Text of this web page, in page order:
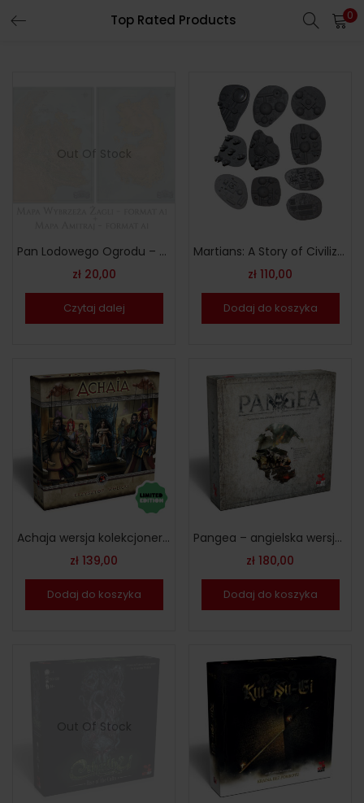
Top Rated Products 0
Out Of Stock
Pan Lodowego Ogrodu – mapy świata
zł20,00
Czytaj dalej
Martians: A Story of Civilization – budynki kolekcjonerskie
zł 110,00
Dodaj do koszyka
Achaja wersja kolekcjonerska – angielska
zł 139,00
Dodaj do koszyka
Pangea – angielska wersja limitowana
zł 180,00
Dodaj do koszyka
Out Of Stock